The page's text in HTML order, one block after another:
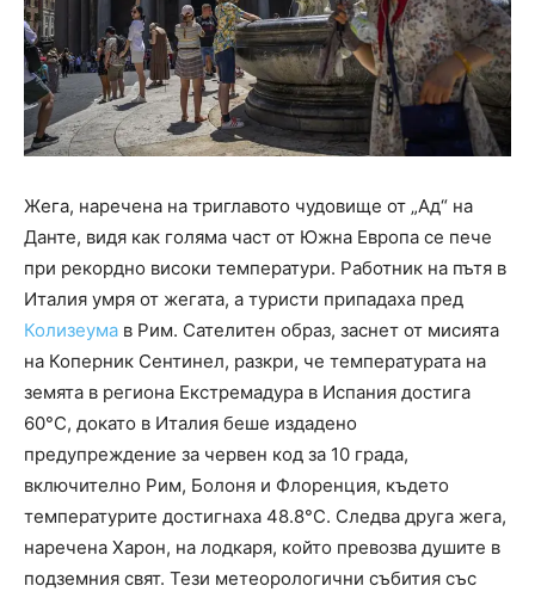
Жега, наречена на триглавото чудовище от „Ад“ на
Данте, видя как голяма част от Южна Европа се пече
при рекордно високи температури. Работник на пътя в
Италия умря от жегата, а туристи припадаха пред
Колизеума в Рим. Сателитен образ, заснет от мисията
на Коперник Сентинел, разкри, че температурата на
земята в региона Екстремадура в Испания достига
60°C, докато в Италия беше издадено
предупреждение за червен код за 10 града,
включително Рим, Болоня и Флоренция, където
температурите достигнаха 48.8°C. Следва друга жега,
наречена Харон, на лодкаря, който превозва душите в
подземния свят. Тези метеорологични събития със